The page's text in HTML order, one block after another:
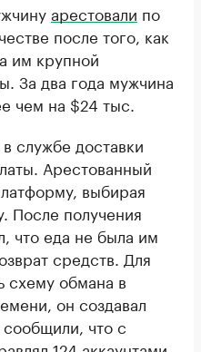
арестовали по
после того, как
им крупной
За два года мужчина
чем на $24 тыс.
службе доставки
Арестованный
выбирая
После получения
что еда не была им
средств. Для
схему обмана в
он создавал
что с